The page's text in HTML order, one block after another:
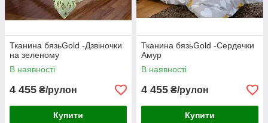
Тканина бязьGold -Дзвіночки
на зеленому
В наявності
4 455 ₴/рулон
Купити
Тканина бязьGold -Сердечки
Амур
В наявності
4 455 ₴/рулон
Купити